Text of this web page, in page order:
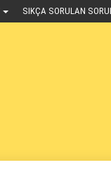
SIKÇA SORULAN